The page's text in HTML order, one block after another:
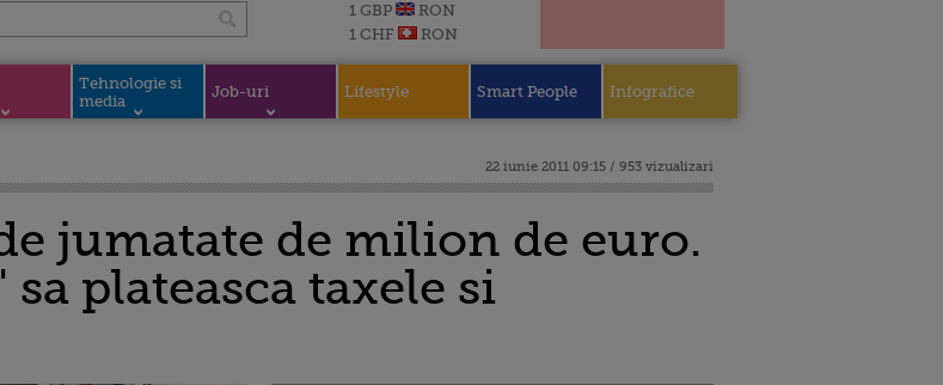
1 GBP
RON
1 CHF
RON
Tehnologie si
media
Job-uri Lifestyle Smart People Infografice
22 iunie 2011 09:15 / 953 vizualizari
jumatate de milion de euro.
plateasca taxele si